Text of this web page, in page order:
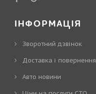
ІНФОРМАЦІЯ
Зворотний дзвінок
Доставка і повернення
Авто новини